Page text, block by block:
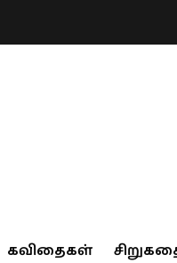
கவிதைகள்